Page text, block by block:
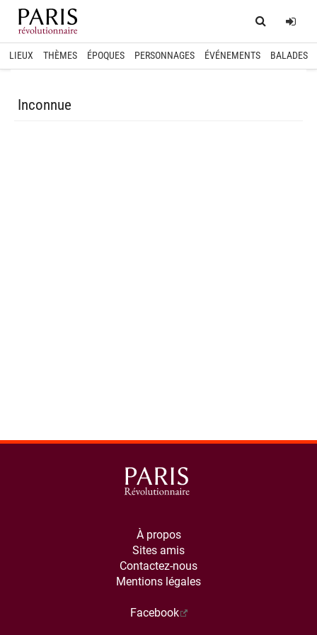
Home
LIEUX THÈMES ÉPOQUES PERSONNAGES ÉVÉNEMENTS BALADES
Inconnue
À propos
Sites amis
Contactez-nous
Mentions légales
Facebook